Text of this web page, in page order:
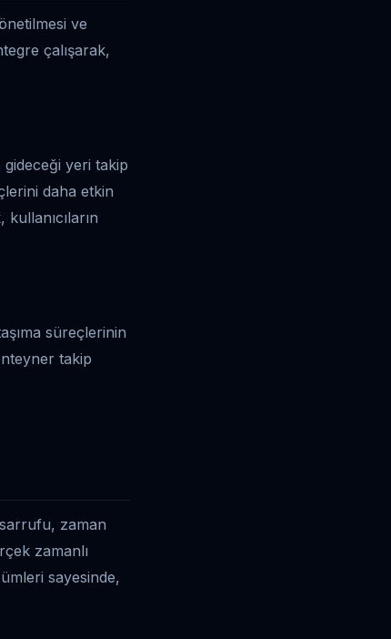
ve
çalışarak,
yeri takip
daha etkin
süreçlerinin
takip
zaman
zamanlı
sayesinde,